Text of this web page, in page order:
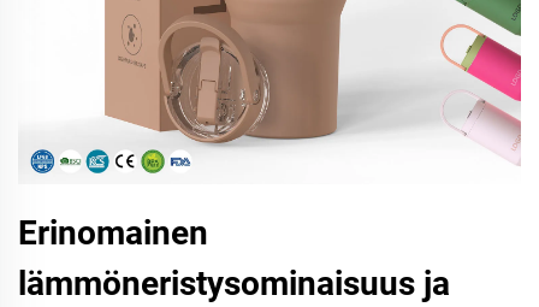
Erinomainen
lämmöneristysominaisuus ja